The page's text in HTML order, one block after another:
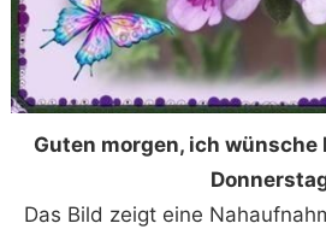
Guten morgen, ich wünsche
Das Bild zeigt eine